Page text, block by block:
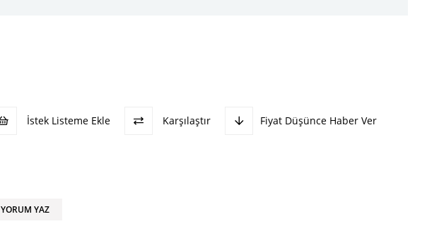
İstek Listeme Ekle Karşılaştır Fiyat Düşünce Haber Ver
YORUM YAZ